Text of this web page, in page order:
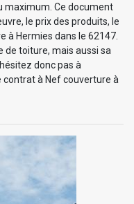
maximum. Ce document
le prix des produits, le
à Hermies dans le 62147.
de toiture, mais aussi sa
donc pas à
à Nef couverture à